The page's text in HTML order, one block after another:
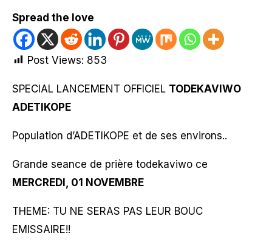
Spread the love
Post Views: 853
SPECIAL LANCEMENT OFFICIEL TODEKAVIWO
ADETIKOPE
Population d’ADETIKOPE et de ses environs..
Grande seance de prière todekaviwo ce
MERCREDI, 01 NOVEMBRE
THEME: TU NE SERAS PAS LEUR BOUC
EMISSAIRE!!